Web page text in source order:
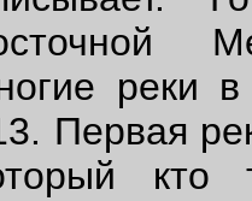
реки
Первая
кто